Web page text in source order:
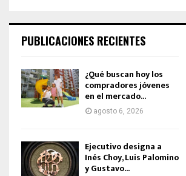
PUBLICACIONES RECIENTES
¿Qué buscan hoy los
compradores jóvenes
en el mercado...
agosto 6, 2026
Ejecutivo designa a
Inés Choy, Luis Palomino
y Gustavo...